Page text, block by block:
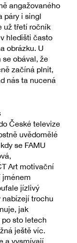
angažovaného
páry i singl
už třetí ročník
hledišti často
obrázku. U
obával, že
začíná plnit,
nás ta nucená
České televize
uvědomělé
se FAMU
Art motivační
jménem
jízlivý
nabízejí trochu
jak
po sto letech
ještě víc.
a vysmívají